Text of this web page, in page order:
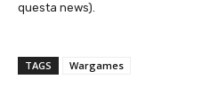
questa news).
TAGS Wargames